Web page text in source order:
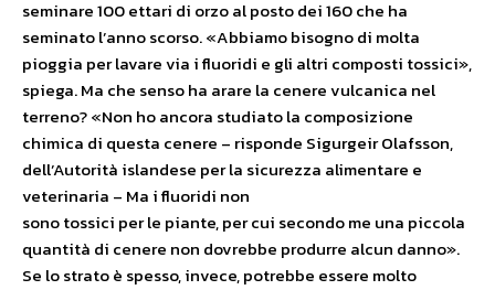
seminare 100 ettari di orzo al posto dei 160 che ha
seminato l’anno scorso. «Abbiamo bisogno di molta
pioggia per lavare via i fluoridi e gli altri composti tossici»,
spiega. Ma che senso ha arare la cenere vulcanica nel
terreno? «Non ho ancora studiato la composizione
chimica di questa cenere – risponde Sigurgeir Olafsson,
dell’Autorità islandese per la sicurezza alimentare e
veterinaria – Ma i fluoridi non
sono tossici per le piante, per cui secondo me una piccola
quantità di cenere non dovrebbe produrre alcun danno».
Se lo strato è spesso, invece, potrebbe essere molto